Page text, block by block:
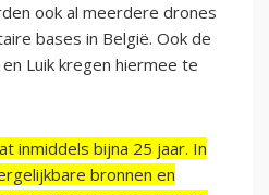
ook al meerdere drones
bases in België. Ook de
Luik kregen hiermee te
inmiddels bijna 25 jaar. In
bronnen en